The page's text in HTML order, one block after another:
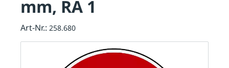
mm, RA 1
Art-Nr.: 258.680